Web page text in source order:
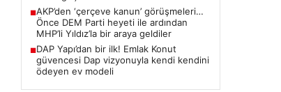
■AKP’den ‘çerçeve kanun’ görüşmeleri…
Önce DEM Parti heyeti ile ardından
MHP’li Yıldız’la bir araya geldiler
■DAP Yapı’dan bir ilk! Emlak Konut
güvencesi Dap vizyonuyla kendi kendini
ödeyen ev modeli